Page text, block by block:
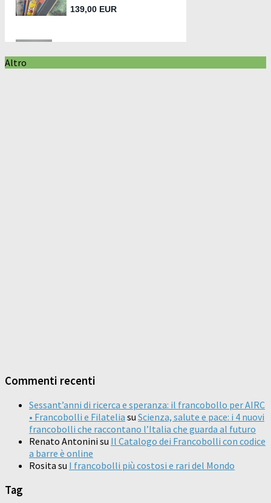
Altro
Commenti recenti
Sessant’anni di ricerca e speranza: il francobollo per AIRC
• Francobolli e Filatelia su Scienza, salute e pace: i 4 nuovi
francobolli che raccontano l’Italia che guarda al futuro
Renato Antonini su Il Catalogo dei Francobolli con codice
a barre è online
Rosita su I francobolli più costosi e rari del Mondo
Tag